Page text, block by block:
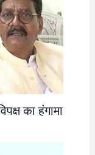
का हंगामा